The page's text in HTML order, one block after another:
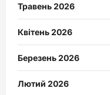
Травень 2026
Квітень 2026
Березень 2026
Лютий 2026